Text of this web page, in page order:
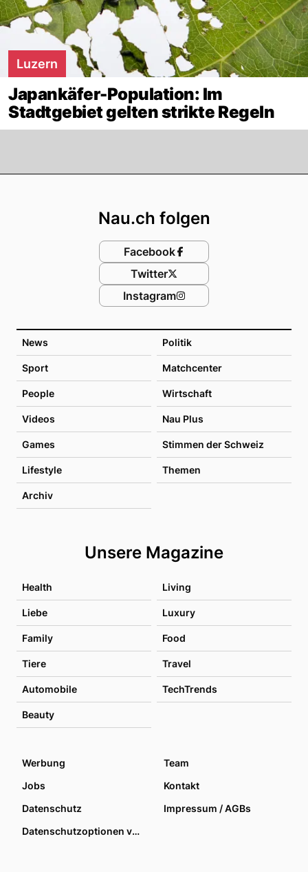
Luzern
Japankäfer-Population: Im
Stadtgebiet gelten strikte Regeln
News Politik
Sport Matchcenter
People Wirtschaft
Videos Nau Plus
Games Stimmen der Schweiz
Lifestyle Themen
Archiv
Unsere Magazine
Health Living
Liebe Luxury
Family Food
Tiere Travel
Automobile TechTrends
Beauty
Nau.ch folgen
Facebook
Twitter
Instagram
Werbung
Team
Jobs
Kontakt
Datenschutz
Impressum / AGBs
Datenschutzoptionen verwalten